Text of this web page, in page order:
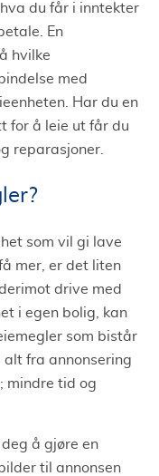
du får i inntekter
En
hvilke
med
Har du en
for å leie ut får du
reparasjoner.
som vil gi lave
mer, er det liten
drive med
i egen bolig, kan
som bistår
alt fra annonsering
mindre tid og
å gjøre en
til annonsen